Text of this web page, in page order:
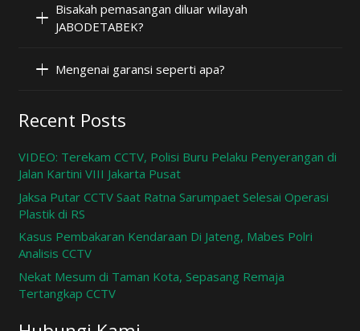
Bisakah pemasangan diluar wilayah
JABODETABEK?
Mengenai garansi seperti apa?
Recent Posts
VIDEO: Terekam CCTV, Polisi Buru Pelaku Penyerangan di
Jalan Kartini VIII Jakarta Pusat
Jaksa Putar CCTV Saat Ratna Sarumpaet Selesai Operasi
Plastik di RS
Kasus Pembakaran Kendaraan Di Jateng, Mabes Polri
Analisis CCTV
Nekat Mesum di Taman Kota, Sepasang Remaja
Tertangkap CCTV